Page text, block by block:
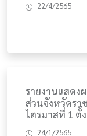
22/4/2565
รายงานแสดง
ส่วนจังหวัดรา
ไตรมาสที่ 1 ตั้
24/1/2565